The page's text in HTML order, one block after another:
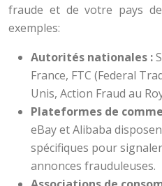
fraude et de votre pays de
exemples:
Autorités nationales :
France, FTC (Federal
Unis, Action Fraud au
Plateformes de
eBay et Alibaba
spécifiques pour
annonces frauduleuses.